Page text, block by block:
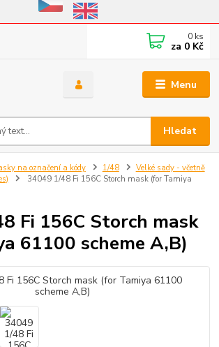
Eshop v provozu do 31.10.2026
Menu
Hledat
0 ks
za 0 Kč
na označení a kódy 1/48
Velké sady - včetně
34049 1/48 Fi 156C Storch mask (for Tamiya
Fi 156C Storch mask
61100 scheme A,B)